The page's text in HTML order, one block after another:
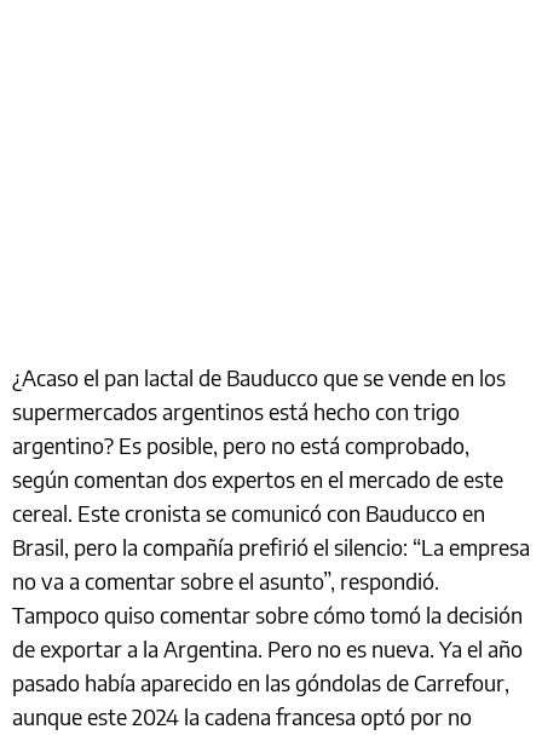
¿Acaso el pan lactal de Bauducco que se vende en los
supermercados argentinos está hecho con trigo
argentino? Es posible, pero no está comprobado,
según comentan dos expertos en el mercado de este
cereal. Este cronista se comunicó con Bauducco en
Brasil, pero la compañía prefirió el silencio: “La empresa
no va a comentar sobre el asunto”, respondió.
Tampoco quiso comentar sobre cómo tomó la decisión
de exportar a la Argentina. Pero no es nueva. Ya el año
pasado había aparecido en las góndolas de Carrefour,
aunque este 2024 la cadena francesa optó por no